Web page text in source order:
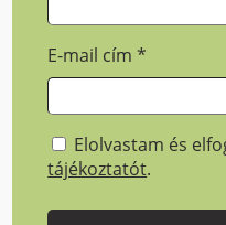
E-mail cím*
Elolvastam és
tájékoztatót.